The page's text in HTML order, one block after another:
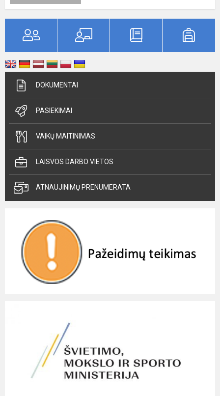
DOKUMENTAI
PASIEKIMAI
VAIKŲ MAITINIMAS
LAISVOS DARBO VIETOS
ATNAUJINIMŲ PRENUMERATA